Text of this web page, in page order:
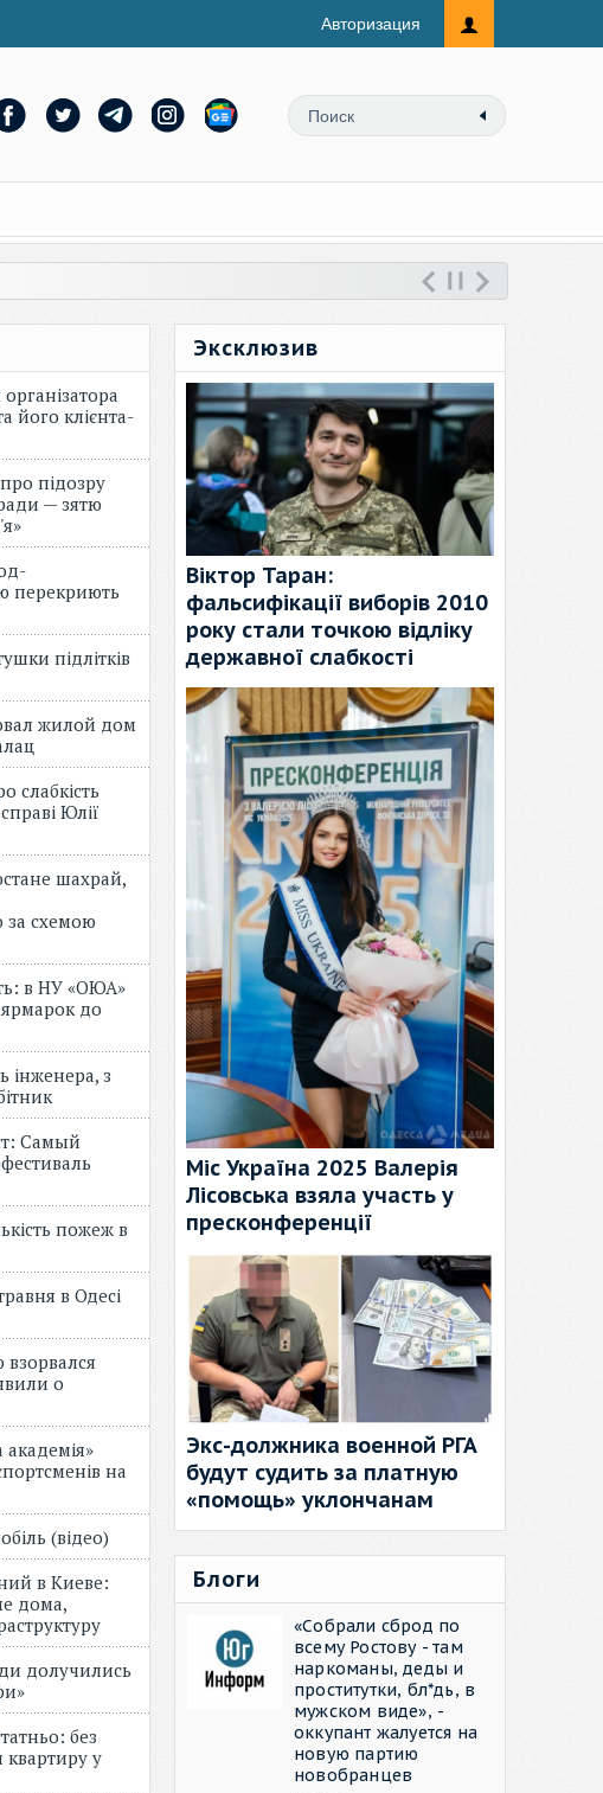
Авторизация
його клієнта-
підозру
— зятю
перекриють
підлітків
жилой дом
слабкість
Юлії
шахрай,
за схемою
в НУ «ОЮА»
до
інженера, з
Самый
пожеж в
в Одесі
о
на
(відео)
в Киеве:
дома,
долучились
без
у
Эксклюзив
Віктор Таран:
фальсифікації виборів 2010
року стали точкою відліку
державної слабкості
Міс Україна 2025 Валерія
Лісовська взяла участь у
пресконференції
Экс-должника военной РГА
будут судить за платную
«помощь» уклончанам
Блоги
«Собрали сброд по
всему Ростову - там
наркоманы, деды и
проститутки, бл*дь, в
мужском виде», -
оккупант жалуется на
новую партию
новобранцев